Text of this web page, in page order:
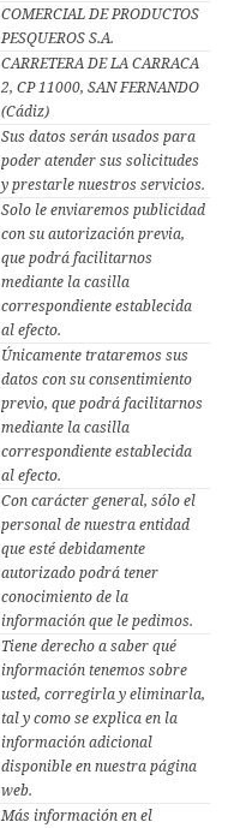
COMERCIAL DE PRODUCTOS
PESQUEROS S.A.
CARRETERA DE LA CARRACA
2, CP 11000, SAN FERNANDO
(Cádiz)
Sus datos serán usados para
poder atender sus solicitudes
y prestarle nuestros servicios.
Solo le enviaremos publicidad
con su autorización previa,
que podrá facilitarnos
mediante la casilla
correspondiente establecida
al efecto.
Únicamente trataremos sus
datos con su consentimiento
previo, que podrá facilitarnos
mediante la casilla
correspondiente establecida
al efecto.
Con carácter general, sólo el
personal de nuestra entidad
que esté debidamente
autorizado podrá tener
conocimiento de la
información que le pedimos.
Tiene derecho a saber qué
información tenemos sobre
usted, corregirla y eliminarla,
tal y como se explica en la
información adicional
disponible en nuestra página
web.
Más información en el